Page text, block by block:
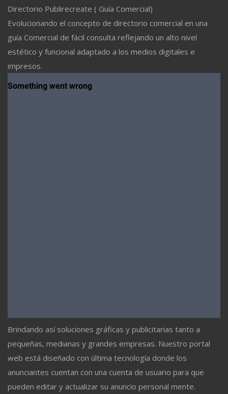
Directorio Publirecreate ( Guía Comercial)
Evolucionando el concepto de directorio comercial en una
guía Comercial de fácil consulta reflejando un alto nivel
estético y funcional adaptado a los medios digitales e
impresos.
Brindando así soluciones gráficas y publicitarias tanto a
pequeñas, medianas y grandes empresas. Nuestro portal
web está diseñado con última tecnología donde los
anunciantes cuentan con una cuenta de usuario para que
pueden editar y actualizar su anuncio personal mente.